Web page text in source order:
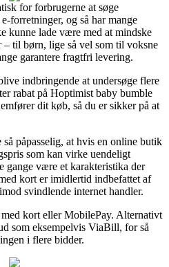
for forbrugerne at søge
forretninger, og så har mange
kunne lade være med at mindske
– til børn, lige så vel som til voksne
garantere fragtfri levering.
indbringende at undersøge flere
rabat på Hoptimist baby bumble
dit køb, så du er sikker på at
påpasselig, at hvis en online butik
som kan virke uendeligt
gange være et karakteristika der
kort er imidlertid indbefattet af
svindlende internet handler.
kort eller MobilePay. Alternativt
som eksempelvis ViaBill, for så
i flere bidder.